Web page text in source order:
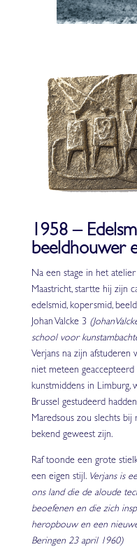
1958 –
beeldhouwer
Na een stage in het
Maastricht, startte hij zijn
edelsmid, kopersmid,
Johan Valcke 3
school voor
Verjans na zijn afstuderen
niet meteen
kunstmiddens in Limburg,
Brussel gestudeerd
Maredsous zou slechts bij
bekend geweest zijn.
Raf toonde een grote
een eigen stijl. Verjans is
ons land die de aloude
beoefenen en die zich
heropbouw en een
Beringen 23 april 1960)